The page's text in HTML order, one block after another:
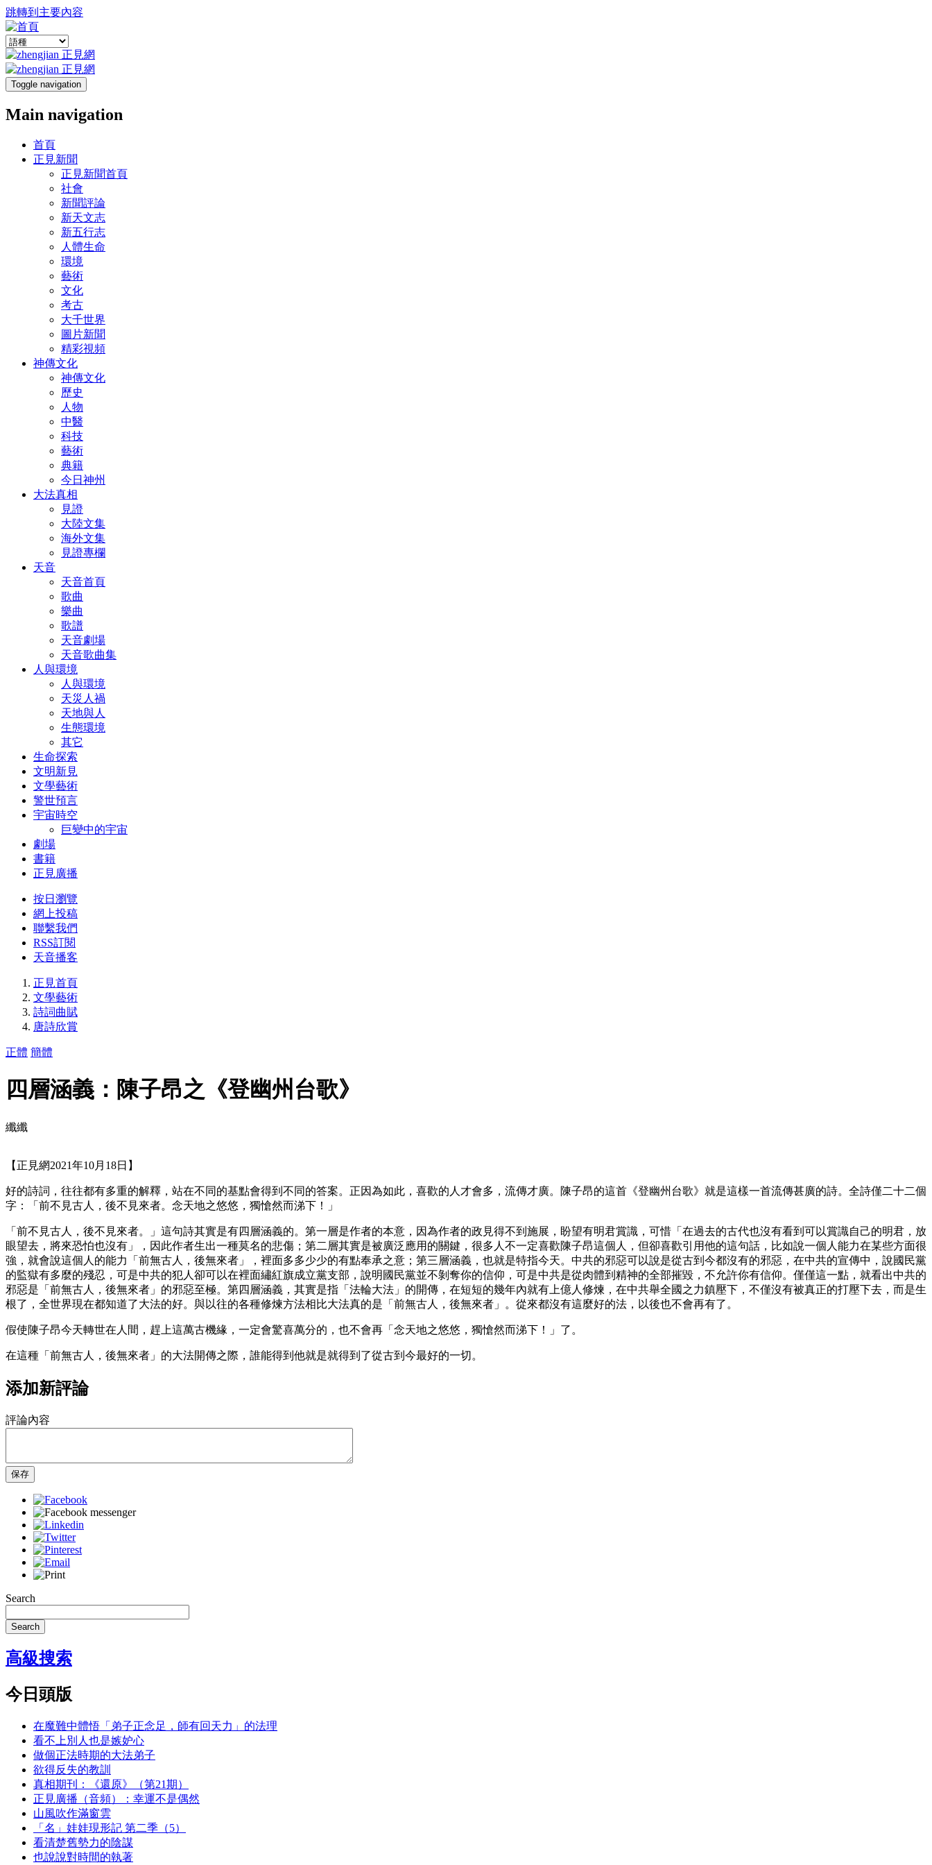
跳轉到主要內容
Toggle navigation
Main navigation
首頁
正見新聞
正見新聞首頁
社會
新聞評論
新天文志
新五行志
人體生命
環境
藝術
文化
考古
大千世界
圖片新聞
精彩視頻
神傳文化
神傳文化
歷史
人物
中醫
科技
藝術
典籍
今日神州
大法真相
見證
大陸文集
海外文集
見證專欄
天音
天音首頁
歌曲
樂曲
歌譜
天音劇場
天音歌曲集
人與環境
人與環境
天災人禍
天地與人
生態環境
其它
生命探索
文明新見
文學藝術
警世預言
宇宙時空
巨變中的宇宙
劇場
書籍
正見廣播
按日瀏覽
網上投稿
聯繫我們
RSS訂閱
天音播客
正見首頁
文學藝術
詩詞曲賦
唐詩欣賞
正體 簡體
四層涵義：陳子昂之《登幽州台歌》
纖纖
【正見網2021年10月18日】
好的詩詞，往往都有多重的解釋，站在不同的基點會得到不同的答案。正因為如此，喜歡的人才會多，流傳才廣。陳子昂的這首《登幽州台歌》就是這樣一首流傳甚廣的詩。全詩僅二十二個
字：「前不見古人，後不見來者。念天地之悠悠，獨愴然而涕下！」
「前不見古人，後不見來者。」這句詩其實是有四層涵義的。第一層是作者的本意，因為作者的政見得不到施展，盼望有明君賞識，可惜「在過去的古代也沒有看到可以賞識自己的明君，放
眼望去，將來恐怕也沒有」，因此作者生出一種莫名的悲傷；第二層其實是被廣泛應用的關鍵，很多人不一定喜歡陳子昂這個人，但卻喜歡引用他的這句話，比如說一個人能力在某些方面很
強，就會說這個人的能力「前無古人，後無來者」，裡面多多少少的有點奉承之意；第三層涵義，也就是特指今天。中共的邪惡可以說是從古到今都沒有的邪惡，在中共的宣傳中，說國民黨
的監獄有多麼的殘忍，可是中共的犯人卻可以在裡面繡紅旗成立黨支部，說明國民黨並不剝奪你的信仰，可是中共是從肉體到精神的全部摧毀，不允許你有信仰。僅僅這一點，就看出中共的
邪惡是「前無古人，後無來者」的邪惡至極。第四層涵義，其實是指「法輪大法」的開傳，在短短的幾年內就有上億人修煉，在中共舉全國之力鎮壓下，不僅沒有被真正的打壓下去，而是生
根了，全世界現在都知道了大法的好。與以往的各種修煉方法相比大法真的是「前無古人，後無來者」。從來都沒有這麼好的法，以後也不會再有了。
假使陳子昂今天轉世在人間，趕上這萬古機緣，一定會驚喜萬分的，也不會再「念天地之悠悠，獨愴然而涕下！」了。
在這種「前無古人，後無來者」的大法開傳之際，誰能得到他就是就得到了從古到今最好的一切。
添加新評論
評論內容
保存
Search
Search
高級搜索
今日頭版
在魔難中體悟「弟子正念足，師有回天力」的法理
看不上別人也是嫉妒心
做個正法時期的大法弟子
欲得反失的教訓
真相期刊：《還原》（第21期）
正見廣播（音頻）：幸運不是偶然
山風吹作滿窗雲
「名」娃娃現形記 第二季（5）
看清楚舊勢力的陰謀
也說說對時間的執著